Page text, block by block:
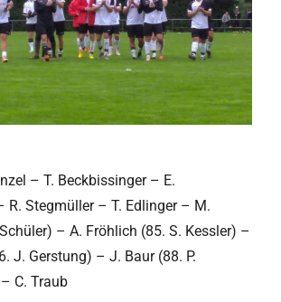
– T. Beckbissinger – E.
R. Stegmüller – T. Edlinger – M.
– A. Fröhlich (85. S. Kessler) –
J. Gerstung) – J. Baur (88. P.
C. Traub